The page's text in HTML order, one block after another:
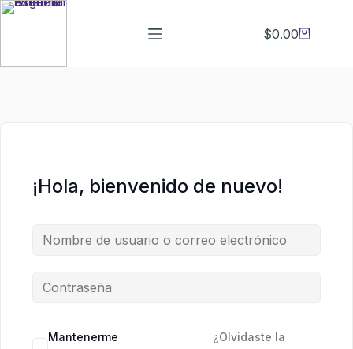
Saltar
Saltar
Carro
$0.00
¡Hola, bienvenido de nuevo!
Mantenerme
¿Olvidaste la